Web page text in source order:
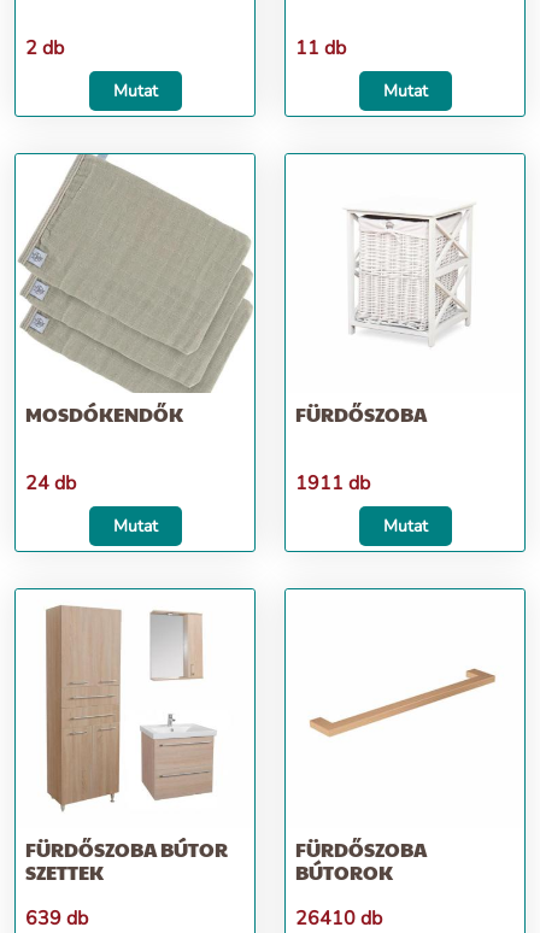
2 db
Mutat
11 db
Mutat
MOSDÓKENDŐK
24 db
Mutat
FÜRDŐSZOBA
1911 db
Mutat
FÜRDŐSZOBA BÚTOR
SZETTEK
639 db
FÜRDŐSZOBA
BÚTOROK
26410 db